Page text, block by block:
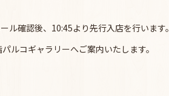
ル確認後、10:45より先行入店を行います。
ルコギャラリーへご案内いたします。